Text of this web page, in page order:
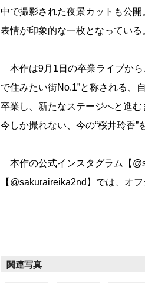
中で撮影された夜景カットも公
表情が印象的な一枚となっている
本作は9月1日の卒業ライブから
で住みたい街No.1”と称される、
卒業し、新たなステージへと進
今しか撮れない、今の“桜井玲香”
本作の公式インスタグラム【
【@sakuraireika2nd】では、オ
関連写真